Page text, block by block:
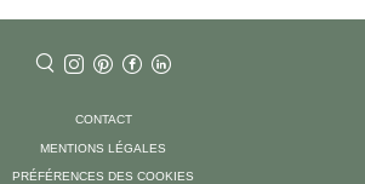
CONTACT
MENTIONS LÉGALES
PRÉFÉRENCES DES COOKIES